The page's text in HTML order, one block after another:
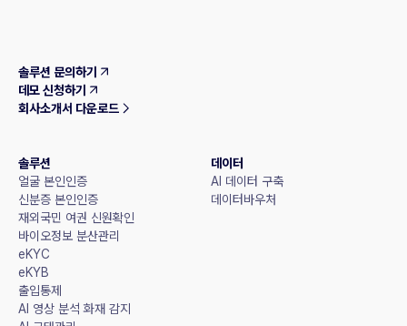
솔루션 문의하기
데모 신청하기
회사소개서 다운로드
솔루션
얼굴 본인인증
신분증 본인인증
재외국민 여권 신원확인
바이오정보 분산관리
eKYC
eKYB
출입통제
AI 영상 분석 화재 감지
데이터
AI 데이터 구축
데이터바우처